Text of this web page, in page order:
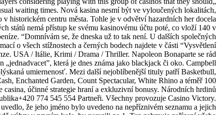
waiting times. Nová kasina nesmí být ve vyloučených lokalitách,
historickém centru města. Tohle je v odvětví hazardních her docela
států nemá přístup ke svému kasinovému účtu poté, co vloží 140 v
“Domnívám se, že dneska už to tak není. U dalších společných
o všech stížnostech a černých bodech najdete v části “Vysvětlení
USA / Itálie, Krimi / Drama / Thriller. Napoleon Bonaparte se rád
„jednadvacet”, která je dnes známa jako blackjack či oko. Campbell
umiernenosť. Mezi další nejoblíbenější tituly patří Basketbull,
Enchanted Garden, Count Spectacular, White Rhino a téměř 100
casina, účinné strategie hraní a exkluzivní bonusy. Národních hrdinů
774 545 554 Partneři. Všechny provozuje Casino Victory.
že jeho jméno bylo uvedeno na nepříznivém seznamu a jejich